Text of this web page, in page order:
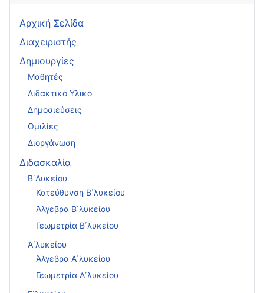
Αρχική Σελίδα
Διαχειριστής
Δημιουργίες
Μαθητές
Διδακτικό Υλικό
Δημοσιεύσεις
Ομιλίες
Διοργάνωση
Διδασκαλία
Β΄Λυκείου
Κατεύθυνση Β΄λυκείου
Άλγεβρα Β΄λυκείου
Γεωμετρία Β΄λυκείου
Ά΄λυκείου
Άλγεβρα Α΄λυκείου
Γεωμετρία Α΄λυκείου